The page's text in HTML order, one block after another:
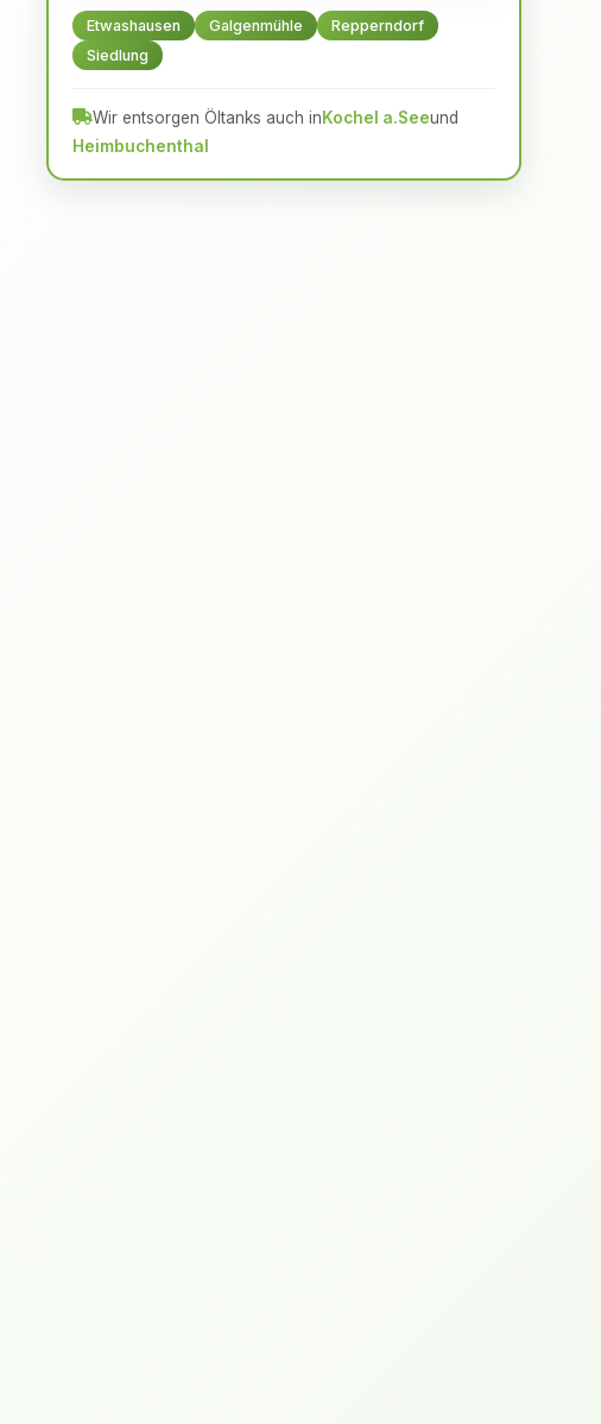
Etwashausen Galgenmühle
Repperndorf
Siedlung
Wir entsorgen Öltanks auch inKochel a.Seeund
Heimbuchenthal